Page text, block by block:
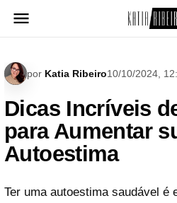
para
por Katia Ribeiro10/10/2024,
Dicas Incríveis
para Aumentar
Autoestima
Ter uma autoestima saudável é